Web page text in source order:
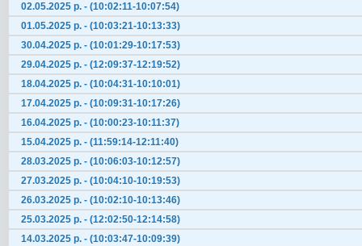
02.05.2025 р. - (10:02:11-10:07:54)
01.05.2025 р. - (10:03:21-10:13:33)
30.04.2025 р. - (10:01:29-10:17:53)
29.04.2025 р. - (12:09:37-12:19:52)
18.04.2025 р. - (10:04:31-10:10:01)
17.04.2025 р. - (10:09:31-10:17:26)
16.04.2025 р. - (10:00:23-10:11:37)
15.04.2025 р. - (11:59:14-12:11:40)
28.03.2025 р. - (10:06:03-10:12:57)
27.03.2025 р. - (10:04:10-10:19:53)
26.03.2025 р. - (10:02:10-10:13:46)
25.03.2025 р. - (12:02:50-12:14:58)
14.03.2025 р. - (10:03:47-10:09:39)